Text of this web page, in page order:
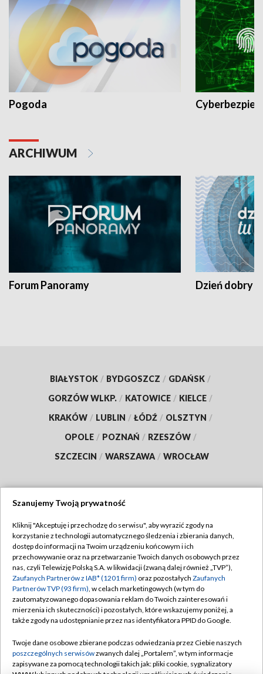
Pogoda
ARCHIWUM
Forum Panoramy Dzień dobry
BIAŁYSTOK / BYDGOSZCZ / GDAŃSK /
GORZÓW WLKP. / KATOWICE / KIELCE /
KRAKÓW / LUBLIN / ŁÓDŹ / OLSZTYN /
OPOLE / POZNAŃ / RZESZÓW /
SZCZECIN / WARSZAWA / WROCŁAW
TVP
Abonament TVP
Emisja w TVP
Centrum informacji TVP
Naziemna Telewizja Cyfrowa
Rada Programowa
System NOS
Regulamin TVP
Polityka prywatności
Moje zgody
Pomoc
Kontakt
Szanujemy Twoją prywatność
Kliknij "Akceptuję i przechodzę do serwisu", aby wyrazić zgody na
korzystanie z technologii automatycznego śledzenia i zbierania danych,
dostęp do informacji na Twoim urządzeniu końcowym i ich
przechowywanie oraz na przetwarzanie Twoich danych osobowych przez
nas, czyli Telewizję Polską S.A. w likwidacji (zwaną dalej również „TVP”),
Zaufanych Partnerów z IAB* (1201 firm) oraz pozostałych Zaufanych
Partnerów TVP (93 firm), w celach marketingowych (w tym do
zautomatyzowanego dopasowania reklam do Twoich zainteresowań i
mierzenia ich skuteczności) i pozostałych, które wskazujemy poniżej, a
także zgody na udostępnianie przez nas identyfikatora PPID do Google.
Twoje dane osobowe zbierane podczas odwiedzania przez Ciebie naszych
poszczególnych serwisówzwanych dalej „Portalem”, w tym informacje
zapisywane za pomocą technologii takich jak: pliki cookie, sygnalizatory